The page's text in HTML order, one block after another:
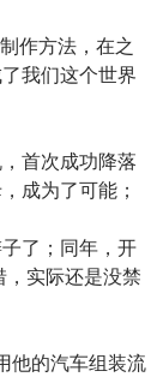
作方法，在之
我们这个世界
首次成功降落
成为了可能；
了；同年，开
实际还是没禁
他的汽车组装流